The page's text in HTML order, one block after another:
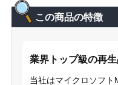
この商品の特徴
業界トップ級の再
当社はマイクロソフト